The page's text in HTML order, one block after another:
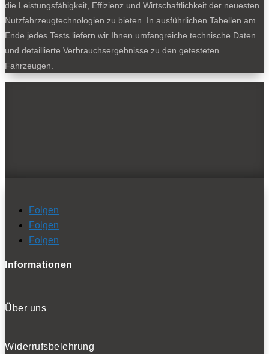
BELIEBTE NEWS
die Leistungsfähigkeit, Effizienz und Wirtschaftlichkeit der neuesten
Nutzfahrzeugtechnologien zu bieten. In ausführlichen Tabellen am
Ende jedes Tests liefern wir Ihnen umfangreiche technische Daten
und detaillierte Verbrauchsergebnisse zu den getesteten
Fahrzeugen.
Folgen
Folgen
Folgen
Informationen
Über uns
Widerrufsbelehrung